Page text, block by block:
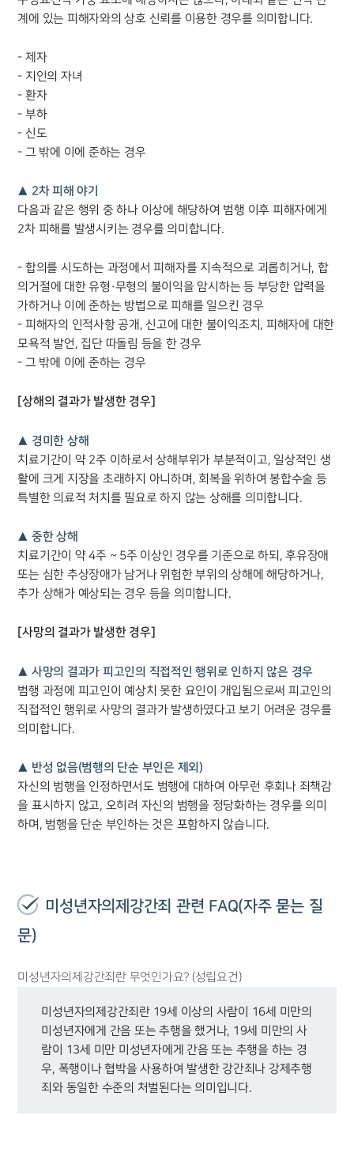
계에 있는 피해자와의 상호 신뢰를 이용한 경우를 의미합니다.
- 제자
- 지인의 자녀
- 환자
- 부하
- 신도
- 그 밖에 이에 준하는 경우
▲ 2차 피해 야기
다음과 같은 행위 중 하나 이상에 해당하여 범행 이후 피해자에게
2차 피해를 발생시키는 경우를 의미합니다.
- 합의를 시도하는 과정에서 피해자를 지속적으로 괴롭히거나, 합
의거절에 대한 유형·무형의 불이익을 암시하는 등 부당한 압력을
가하거나 이에 준하는 방법으로 피해를 일으킨 경우
- 피해자의 인적사항 공개, 신고에 대한 불이익조치, 피해자에 대한
모욕적 발언, 집단 따돌림 등을 한 경우
- 그 밖에 이에 준하는 경우
[상해의 결과가 발생한 경우]
▲ 경미한 상해
치료기간이 약 2주 이하로서 상해부위가 부분적이고, 일상적인 생
활에 크게 지장을 초래하지 아니하며, 회복을 위하여 봉합수술 등
특별한 의료적 처치를 필요로 하지 않는 상해를 의미합니다.
▲ 중한 상해
치료기간이 약 4주 ~ 5주 이상인 경우를 기준으로 하되, 후유장애
또는 심한 추상장애가 남거나 위험한 부위의 상해에 해당하거나,
추가 상해가 예상되는 경우 등을 의미합니다.
[사망의 결과가 발생한 경우]
▲ 사망의 결과가 피고인의 직접적인 행위로 인하지 않은 경우
범행 과정에 피고인이 예상치 못한 요인이 개입됨으로써 피고인의
직접적인 행위로 사망의 결과가 발생하였다고 보기 어려운 경우를
의미합니다.
▲ 반성 없음(범행의 단순 부인은 제외)
자신의 범행을 인정하면서도 범행에 대하여 아무런 후회나 죄책감
을 표시하지 않고, 오히려 자신의 범행을 정당화하는 경우를 의미
하며, 범행을 단순 부인하는 것은 포함하지 않습니다.
미성년자의제강간죄 관련 FAQ(자주 묻는 질
문)
미성년자의제강간죄란 무엇인가요? (성립요건)
미성년자의제강간죄란 19세 이상의 사람이 16세 미만의
미성년자에게 간음 또는 추행을 했거나, 19세 미만의 사
람이 13세 미만 미성년자에게 간음 또는 추행을 하는 경
우, 폭행이나 협박을 사용하여 발생한 강간죄나 강제추행
죄와 동일한 수준의 처벌된다는 의미입니다.